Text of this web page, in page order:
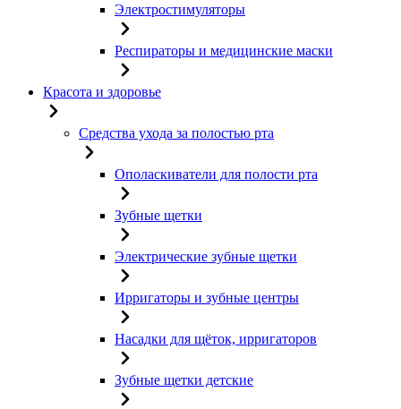
Электростимуляторы
Респираторы и медицинские маски
Красота и здоровье
Средства ухода за полостью рта
Ополаскиватели для полости рта
Зубные щетки
Электрические зубные щетки
Ирригаторы и зубные центры
Насадки для щёток, ирригаторов
Зубные щетки детские